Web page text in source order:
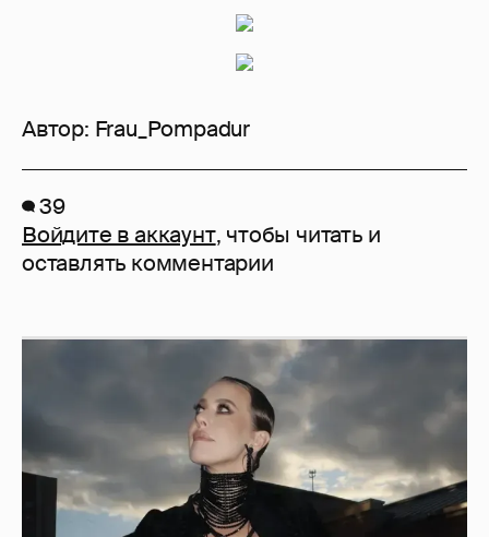
Автор: Frau_Pompadur
39
Войдите в аккаунт, чтобы читать и
оставлять комментарии